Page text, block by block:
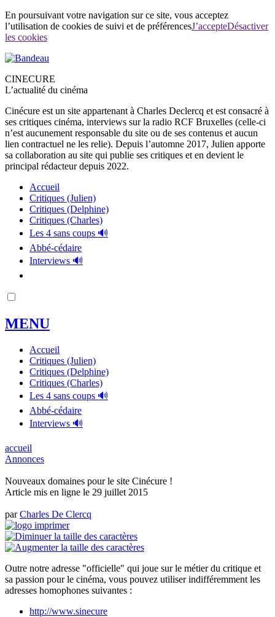
En poursuivant votre navigation sur ce site, vous acceptez
l’utilisation de cookies de suivi et de préférencesJ’accepteDésactiver
les cookies
CINECURE
L’actualité du cinéma
Cinécure est un site appartenant à Charles Declercq et est consacré à
ses critiques cinéma, interviews sur la radio RCF Bruxelles (celle-ci
n’est aucunement responsable du site ou de ses contenus et aucun
lien contractuel ne les relie). Depuis l’automne 2017, Julien apporte
sa collaboration au site qui publie ses critiques et en devient le
principal rédacteur depuis 2022.
Accueil
Critiques (Julien)
Critiques (Delphine)
Critiques (Charles)
Les 4 sans coups 🔊
Abbé-cédaire
Interviews 🔊
MENU
Accueil
Critiques (Julien)
Critiques (Delphine)
Critiques (Charles)
Les 4 sans coups 🔊
Abbé-cédaire
Interviews 🔊
accueil
Annonces
Nouveaux domaines pour le site Cinécure !
Article mis en ligne le 29 juillet 2015
parCharles De Clercq
Outre notre adresse "officielle" qui joue sur le métier du critique et
sa passion pour le cinéma, vous pouvez utiliser indifféremment les
adresses homophones suivantes :
http://www.sinecure